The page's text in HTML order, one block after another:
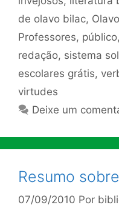
de olavo bilac,
Professores, público,
redação, sistema
escolares grátis,
virtudes
Deixe um
Resumo
07/09/2010 Por